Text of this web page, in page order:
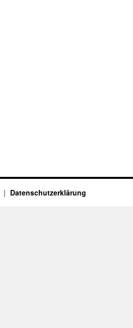
Datenschutzerklärung